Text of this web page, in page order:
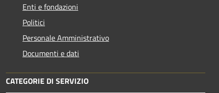
Enti e fondazioni
Politici
Personale Amministrativo
Documenti e dati
CATEGORIE DI SERVIZIO